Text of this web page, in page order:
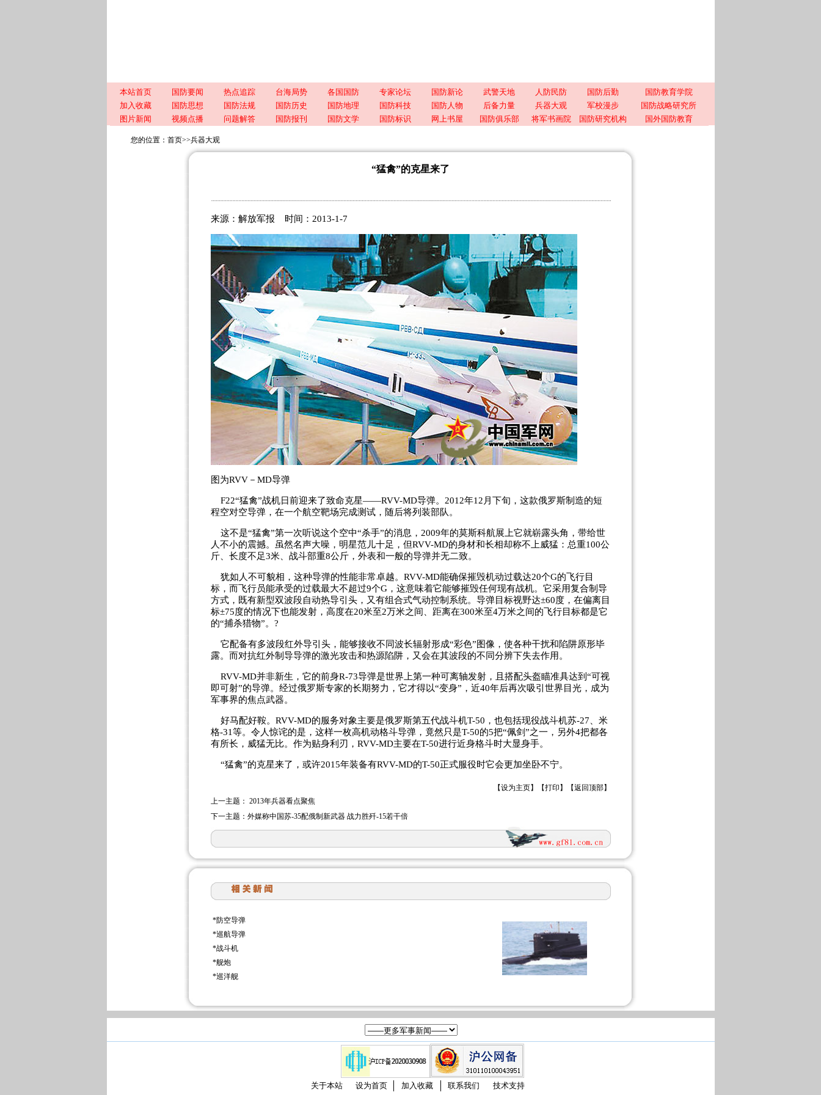
本站首页 国防要闻 热点追踪 台海局势 各国国防 专家论坛 国防新论 武警天地 人防民防 国防后勤
国防教育学院
加入收藏
国防思想 国防法规 国防历史 国防地理 国防科技 国防人物 后备力量 兵器大观 军校漫步
国防战略研究所
图片新闻
视频点播 问题解答 国防报刊 国防文学 国防标识 网上书屋 国防俱乐部 将军书画院 国防研究机构 国外国防教育
您的位置： 首页>>兵器大观
“猛禽”的克星来了
来源：解放军报 时间：2013-1-7
图为RVV－MD导弹
F22“猛禽”战机日前迎来了致命克星——RVV-MD导弹。2012年12月下旬，这款俄罗斯制造的短
程空对空导弹，在一个航空靶场完成测试，随后将列装部队。
这不是“猛禽”第一次听说这个空中“杀手”的消息，2009年的莫斯科航展上它就崭露头角，带给世
人不小的震撼。虽然名声大噪，明星范儿十足，但RVV-MD的身材和长相却称不上威猛：总重100公
斤、长度不足3米、战斗部重8公斤，外表和一般的导弹并无二致。
犹如人不可貌相，这种导弹的性能非常卓越。RVV-MD能确保摧毁机动过载达20个G的飞行目
标，而飞行员能承受的过载最大不超过9个G，这意味着它能够摧毁任何现有战机。它采用复合制导
方式，既有新型双波段自动热导引头，又有组合式气动控制系统。导弹目标视野达±60度，在偏离目
标±75度的情况下也能发射，高度在20米至2万米之间、距离在300米至4万米之间的飞行目标都是它
的“捕杀猎物”。?
它配备有多波段红外导引头，能够接收不同波长辐射形成“彩色”图像，使各种干扰和陷阱原形毕
露。而对抗红外制导导弹的激光攻击和热源陷阱，又会在其波段的不同分辨下失去作用。
RVV-MD并非新生，它的前身R-73导弹是世界上第一种可离轴发射，且搭配头盔瞄准具达到“可视
即可射”的导弹。经过俄罗斯专家的长期努力，它才得以“变身”，近40年后再次吸引世界目光，成为
军事界的焦点武器。
好马配好鞍。RVV-MD的服务对象主要是俄罗斯第五代战斗机T-50，也包括现役战斗机苏-27、米
格-31等。令人惊诧的是，这样一枚高机动格斗导弹，竟然只是T-50的5把“佩剑”之一，另外4把都各
有所长，威猛无比。作为贴身利刃，RVV-MD主要在T-50进行近身格斗时大显身手。
“猛禽”的克星来了，或许2015年装备有RVV-MD的T-50正式服役时它会更加坐卧不宁。
【设为主页】【打印 】【返回顶部】
上一主题： 2013年兵器看点聚焦
下一主题： 外媒称中国苏-35配俄制新武器 战力胜歼-15若干倍
*防空导弹
*巡航导弹
*战斗机
*舰炮
*巡洋舰